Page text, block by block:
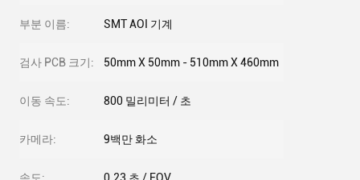
부분 이름: SMT AOI 기계
검사 PCB 크기: 50mm X 50mm - 510mm X 460mm
이동 속도: 800 밀리미터 / 초
카메라: 9백만 화소